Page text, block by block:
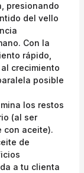
presionando
del vello
Con la
rápido,
crecimiento
posible
los restos
(al ser
con aceite).
de
a tu clienta